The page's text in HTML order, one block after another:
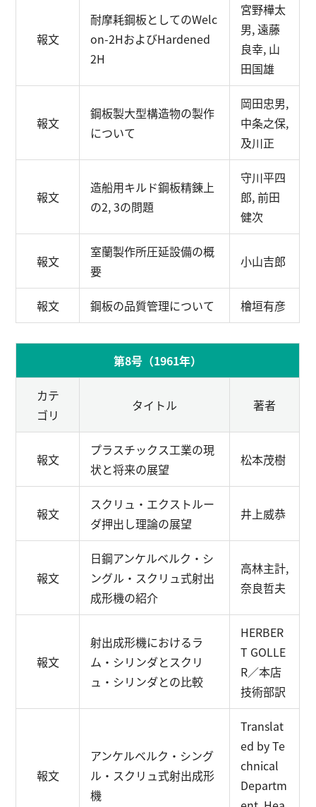
報文
耐摩耗鋼板としてのWelc
on-2HおよびHardened
2H
宮野樺太
男, 遠藤
良幸, 山
田国雄
報文
鋼板製大型構造物の製作
について
岡田忠男,
中条之保,
及川正
報文
造船用キルド鋼板精錬上
の2, 3の問題
守川平四
郎, 前田
健次
報文
室蘭製作所圧延設備の概
要
小山吉郎
報文 鋼板の品質管理について 檜垣有彦
第8号（1961年）
カテ
ゴリ
タイトル 著者
報文
プラスチックス工業の現
状と将来の展望
松本茂樹
報文
スクリュ・エクストルー
ダ押出し理論の展望
井上威恭
報文
日鋼アンケルベルク・シ
ングル・スクリュ式射出
成形機の紹介
高林主計,
奈良哲夫
報文
射出成形機におけるラ
ム・シリンダとスクリ
ュ・シリンダとの比較
HERBER
T GOLLE
R／本店
技術部訳
報文
アンケルベルク・シング
ル・スクリュ式射出成形
機
Translat
ed by Te
chnical
Departm